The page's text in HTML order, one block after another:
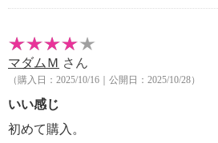
マダムＭ さん
（購入日：2025/10/16｜公開日：2025/10/28）
いい感じ
初めて購入。